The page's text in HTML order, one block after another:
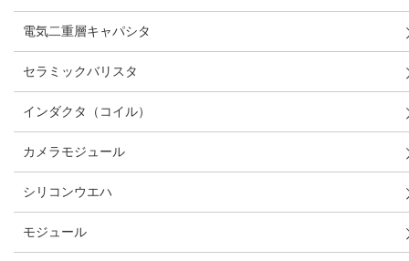
電気二重層キャパシタ
セラミックバリスタ
インダクタ（コイル）
カメラモジュール
シリコンウエハ
モジュール